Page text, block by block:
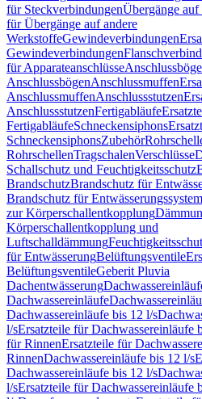
für SteckverbindungenÜbergänge
für Übergänge auf andere
WerkstoffeGewindeverbindungen
Gewindeverbindungen
für Apparateanschlüsse
AnschlussbögenAnschlussmuffen
AnschlussmuffenAnschlussstutzen
AnschlussstutzenFertigabläufe
FertigabläufeSchneckensiphons
SchneckensiphonsZubehör
RohrschellenTragschalenVerschlüsse
Schallschutz und Feuchtigkeitsschutz
BrandschutzBrandschutz für
Brandschutz für
zur Körperschallentkopplung
Körperschallentkopplung und
Luftschalldämmung
für EntwässerungBelüftungsventile
BelüftungsventileGeberit Pluvia
Dachentwässerung
Dachwassereinläufe
Dachwassereinläufe bis 12 l/s
l/sErsatzteile für Dachwassereinläufe
für RinnenErsatzteile für
RinnenDachwassereinläufe bis 12 l/s
Dachwassereinläufe bis 12 l/s
l/sErsatzteile für Dachwassereinläufe